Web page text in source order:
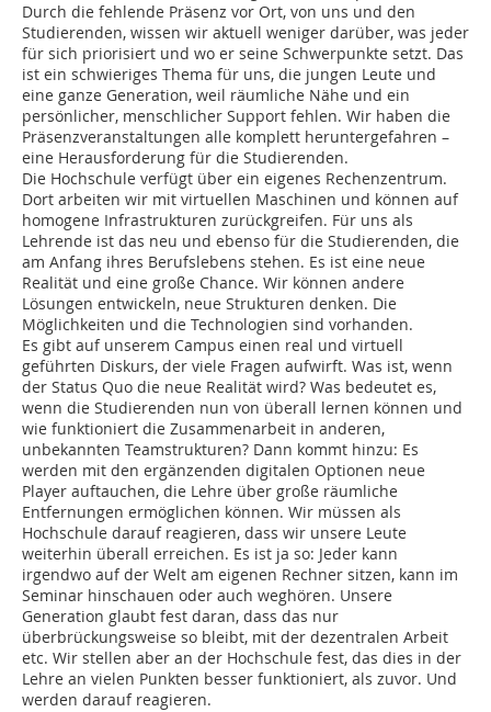
Durch die fehlende Präsenz vor Ort, von uns und den
Studierenden, wissen wir aktuell weniger darüber, was jeder
für sich priorisiert und wo er seine Schwerpunkte setzt. Das
ist ein schwieriges Thema für uns, die jungen Leute und
eine ganze Generation, weil räumliche Nähe und ein
persönlicher, menschlicher Support fehlen. Wir haben die
Präsenzveranstaltungen alle komplett heruntergefahren –
eine Herausforderung für die Studierenden.
Die Hochschule verfügt über ein eigenes Rechenzentrum.
Dort arbeiten wir mit virtuellen Maschinen und können auf
homogene Infrastrukturen zurückgreifen. Für uns als
Lehrende ist das neu und ebenso für die Studierenden, die
am Anfang ihres Berufslebens stehen. Es ist eine neue
Realität und eine große Chance. Wir können andere
Lösungen entwickeln, neue Strukturen denken. Die
Möglichkeiten und die Technologien sind vorhanden.
Es gibt auf unserem Campus einen real und virtuell
geführten Diskurs, der viele Fragen aufwirft. Was ist, wenn
der Status Quo die neue Realität wird? Was bedeutet es,
wenn die Studierenden nun von überall lernen können und
wie funktioniert die Zusammenarbeit in anderen,
unbekannten Teamstrukturen? Dann kommt hinzu: Es
werden mit den ergänzenden digitalen Optionen neue
Player auftauchen, die Lehre über große räumliche
Entfernungen ermöglichen können. Wir müssen als
Hochschule darauf reagieren, dass wir unsere Leute
weiterhin überall erreichen. Es ist ja so: Jeder kann
irgendwo auf der Welt am eigenen Rechner sitzen, kann im
Seminar hinschauen oder auch weghören. Unsere
Generation glaubt fest daran, dass das nur
überbrückungsweise so bleibt, mit der dezentralen Arbeit
etc. Wir stellen aber an der Hochschule fest, das dies in der
Lehre an vielen Punkten besser funktioniert, als zuvor. Und
werden darauf reagieren.